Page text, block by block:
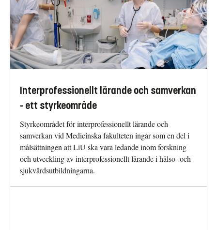
Interprofessionellt lärande och samverkan
- ett styrkeområde
Styrkeområdet för interprofessionellt lärande och
samverkan vid Medicinska fakulteten ingår som en del i
målsättningen att LiU ska vara ledande inom forskning
och utveckling av interprofessionellt lärande i hälso- och
sjukvårdsutbildningarna.